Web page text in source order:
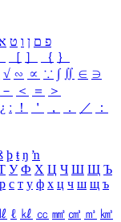
פ ם ן ו ט
［ ］ ｛ ｝
√ ∽ ∝ ∵ ∫ ∬ ∈ ∋
－ ＜ ＝
＞
¿ ː ！ ＇ ， ． ／
：
þ ŧ ŋ ŉ
У Ф Х Ц Ч Ш Щ Ъ
р с т у ф х ц ч ш щ ъ
ℓ ㎘ ㏄ ㎣ ㎤ ㎥ ㎦